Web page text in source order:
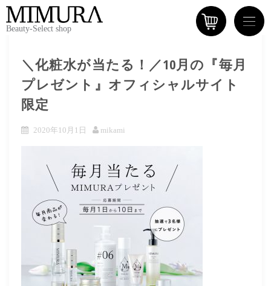
Beauty-Select shop
＼化粧水が当たる！／10月の『毎月
プレゼント』オフィシャルサイト
限定
2020年10月1日 mikami